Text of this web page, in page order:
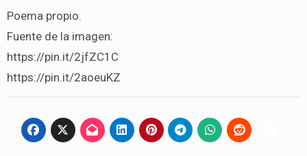
Poema propio.
Fuente de la imagen:
https://pin.it/2jfZC1C
https://pin.it/2aoeuKZ